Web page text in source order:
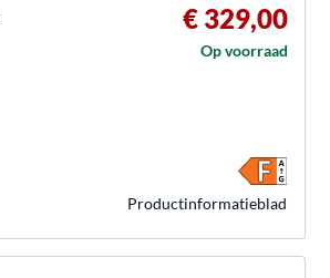
€ 329,00
Op voorraad
Product­informatieblad